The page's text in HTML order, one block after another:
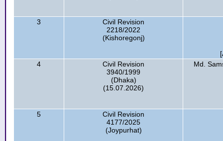
3
Civil Revision
2218/2022
(Kishoregonj)
4
Civil Revision
3940/1999
(Dhaka)
(15.07.2026)
Md.
5
Civil Revision
4177/2025
(Joypurhat)